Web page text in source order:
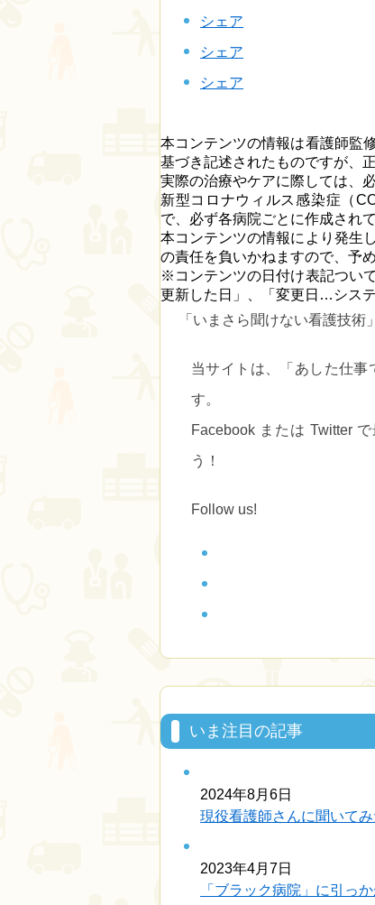
シェア
シェア
シェア
本コンテンツの情報は看護師監
基づき記述されたものですが、
実際の治療やケアに際しては、
新型コロナウィルス感染症（
で、必ず各病院ごとに作成され
本コンテンツの情報により発生
の責任を負いかねますので、予
※コンテンツの日付け表記つい
更新した日」、「変更日…シス
「いまさら聞けない看護技術
当サイトは、 「あした仕事
す。
Facebook または Twitter
う！
Follow us!
いま注目の記事
2024年8月6日
現役看護師さんに聞いて
2023年4月7日
「ブラック病院」に引っ